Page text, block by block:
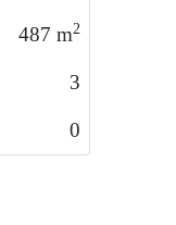
487 m2
3
0